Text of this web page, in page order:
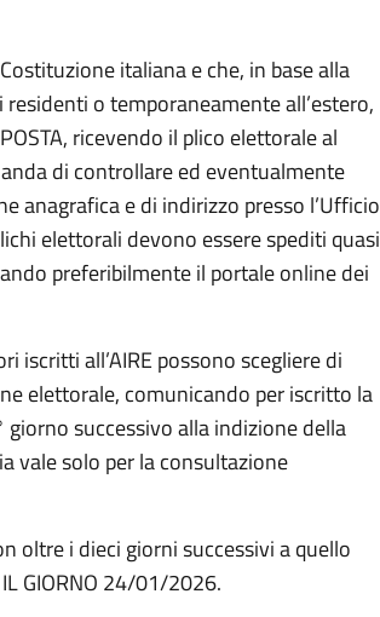
italiana e che, in base alla
o temporaneamente all’estero,
ricevendo il plico elettorale al
di controllare ed eventualmente
anagrafica e di indirizzo presso l’Ufficio
elettorali devono essere spediti quasi
preferibilmente il portale online dei
iscritti all’AIRE possono scegliere di
elettorale, comunicando per iscritto la
successivo alla indizione della
vale solo per la consultazione
oltre i dieci giorni successivi a quello
GIORNO 24/01/2026.